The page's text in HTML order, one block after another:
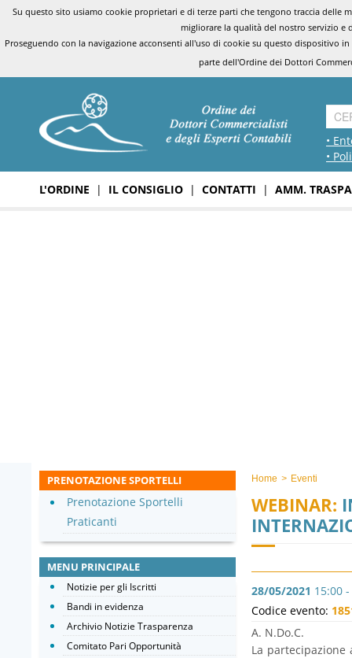
Su questo sito usiamo cookie proprietari e di terze parti che tengono traccia
migliorare la qualità del nostro servizio e
Proseguendo con la navigazione acconsenti all'uso di cookie su questo dispositivo
parte dell'Ordine dei Dottori
•
•
L'ORDINE | IL CONSIGLIO | CONTATTI | AMM.
Home > Eventi
WEBINAR:
28/05/2021 15:00
Codice evento:
A. N.Do.C.
La partecipazione
PRENOTAZIONE SPORTELLI
Prenotazione Sportelli
Praticanti
MENU PRINCIPALE
Notizie per gli Iscritti
Bandi in evidenza
Archivio Notizie Trasparenza
Comitato Pari Opportunità